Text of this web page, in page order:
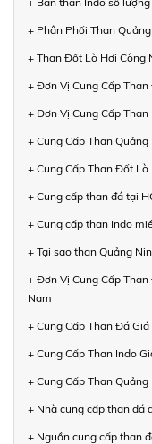
+ Phân Phối Than
+ Than Đốt Lò Hơi Công
+ Đơn Vị Cung Cấp
+ Đơn Vị Cung Cấp Than
+ Cung Cấp Than
+ Cung Cấp Than Đốt Lò
+ Cung cấp than đá tại
+ Cung cấp than Indo
+ Tại sao than Quảng
+ Đơn Vị Cung Cấp
Nam
+ Cung Cấp Than Đá
+ Cung Cấp Than Indo
+ Cung Cấp Than
+ Nhà cung cấp than đá
+ Nguồn cung cấp than